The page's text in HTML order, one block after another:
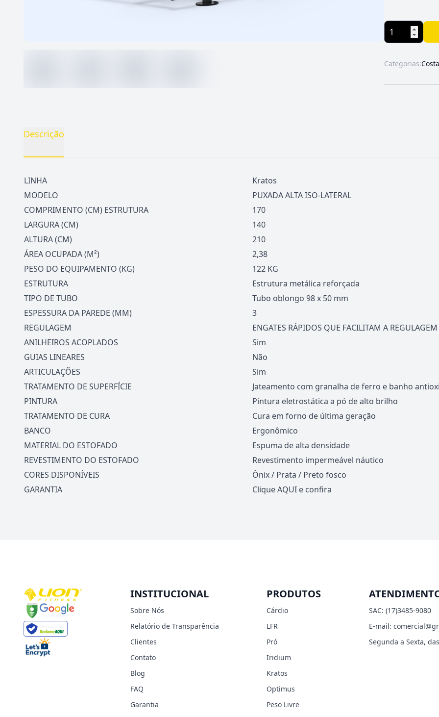
Categorias:Costa
Descrição
LINHA
Kratos
MODELO
PUXADA ALTA ISO-LATERAL
COMPRIMENTO (CM) ESTRUTURA
170
LARGURA (CM)
140
ALTURA (CM)
210
ÁREA OCUPADA (M²)
2,38
PESO DO EQUIPAMENTO (KG)
122 KG
ESTRUTURA
Estrutura metálica reforçada
TIPO DE TUBO
Tubo oblongo 98 x 50 mm
ESPESSURA DA PAREDE (MM)
3
REGULAGEM
ENGATES RÁPIDOS QUE FACILITAM A REGULAGEM
ANILHEIROS ACOPLADOS
Sim
GUIAS LINEARES
Não
ARTICULAÇÕES
Sim
TRATAMENTO DE SUPERFÍCIE
Jateamento com granalha de ferro e banho
PINTURA
Pintura eletrostática a pó de alto brilho
TRATAMENTO DE CURA
Cura em forno de última geração
BANCO
Ergonômico
MATERIAL DO ESTOFADO
Espuma de alta densidade
REVESTIMENTO DO ESTOFADO
Revestimento impermeável náutico
CORES DISPONÍVEIS
Ônix / Prata / Preto fosco
GARANTIA
CliqueAQUI e confira
INSTITUCIONAL
Sobre Nós
Relatório de Transparência
Clientes
Contato
Blog
FAQ
Garantia
PRODUTOS
Cárdio
LFR
Pró
Iridium
Kratos
Optimus
Peso Livre
SAC: (17)3485-9080
E-mail:
Segunda a Sexta,